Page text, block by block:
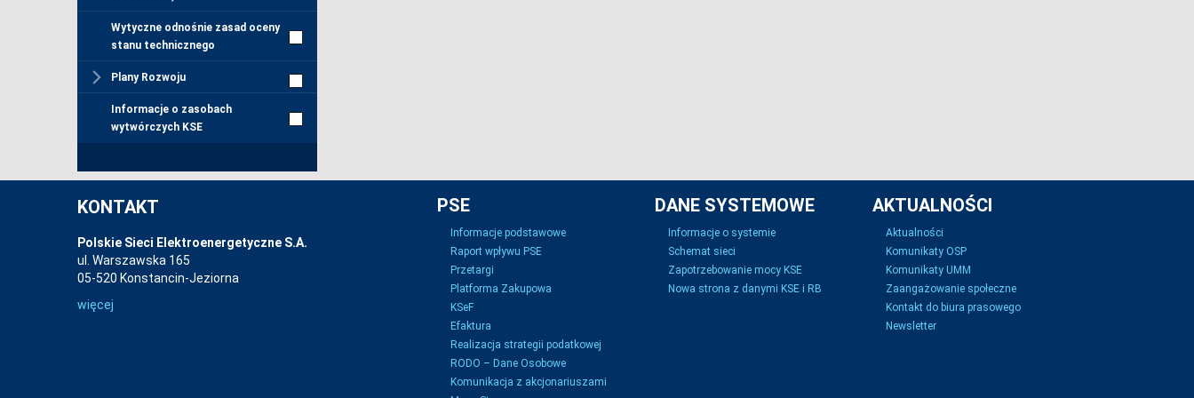
Wytyczne odnośnie zasad oceny
stanu technicznego
Plany Rozwoju
Informacje o zasobach
wytwórczych KSE
KONTAKT
Polskie Sieci Elektroenergetyczne S.A.
ul. Warszawska 165
05-520 Konstancin-Jeziorna
więcej
PSE
Informacje podstawowe
Raport wpływu PSE
Przetargi
Platforma Zakupowa
KSeF
Efaktura
Realizacja strategii podatkowej
RODO – Dane Osobowe
Komunikacja z akcjonariuszami
DANE SYSTEMOWE
Informacje o systemie
Schemat sieci
Zapotrzebowanie mocy KSE
Nowa strona z danymi KSE i RB
AKTUALNOŚCI
Aktualności
Komunikaty OSP
Komunikaty UMM
Zaangażowanie społeczne
Kontakt do biura prasowego
Newsletter